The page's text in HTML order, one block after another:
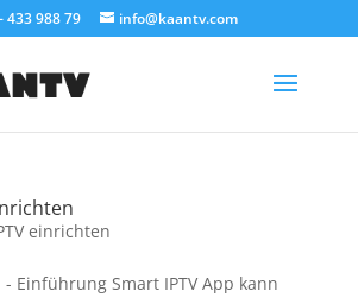
433 988 79 info@kaantv.com
einrichten
- Einführung Smart IPTV App kann